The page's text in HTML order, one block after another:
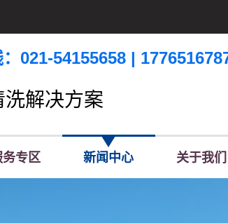
021-54155658 |
解决方案
务专区 新闻中心 关于我们